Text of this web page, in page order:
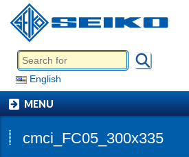
English
MENU
cmci_FC05_300x335